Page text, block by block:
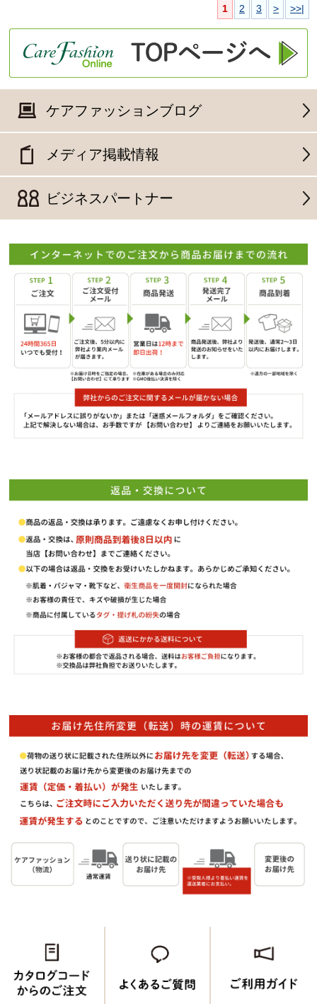
1
2 3 > >>|
ケアファッションブログ
メディア掲載情報
ビジネスパートナー